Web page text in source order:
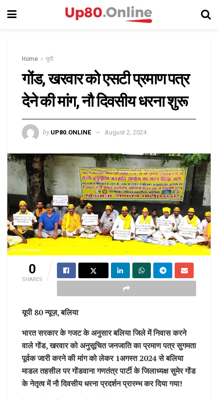
Home यूपी
गोंड, खरवार को एसटी प्रमाण पत्र
देने की मांग, नौ दिवसीय धरना शुरू
by UP80.ONLINE August 2, 2024
0
SHARES
यूपी 80 न्यूज़, बलिया
भारत सरकार के गजट के अनुसार बलिया जिले में निवास करने
वाले गोंड, खरवार को अनुसूचित जनजाति का प्रमाण पत्र सुगमता
पूर्वक जारी करने की मांग को लेकर 1अगस्त 2024 से बलिया
माडल तहसील पर गोंडवाना गणतंत्र पार्टी के जिलाध्यक्ष सुमेर गोंड
के नेतृत्व में नौ दिवसीय धरना प्रदर्शन प्रारम्भ कर दिया गया!